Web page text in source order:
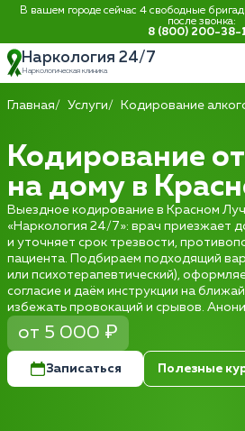
В вашем городе сейчас 4 свободные
после звонка:
8 (800) 200-38-
Наркология 24/7
Наркологическая клиника
Главная Услуги Кодирование
Кодирование
на дому в
Выездное кодирование в Красном
«Наркология 24/7»: врач приезжает
и уточняет срок трезвости,
пациента. Подбираем подходящий
или психотерапевтический),
согласие и даём инструкции на
избежать провокаций и срывов.
от 5 000 ₽
Записаться Полезные